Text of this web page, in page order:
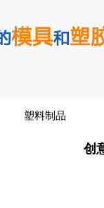
塑料制品
创